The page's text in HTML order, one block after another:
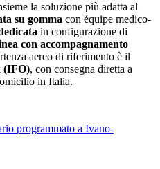
la soluzione più adatta al
su gomma con équipe medico-
in configurazione di
con accompagnamento
aereo di riferimento è il
(IFO), con consegna diretta a
in Italia.
programmato a Ivano-